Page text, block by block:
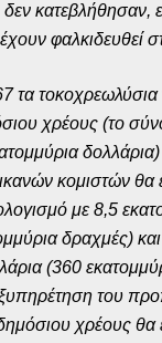
κατεβλήθησαν,
φαλκιδευθεί
τα τοκοχρεωλύσια
χρέους (το
κομιστών θα
με 8,5
δραχμές)
(360
του
χρέους θα